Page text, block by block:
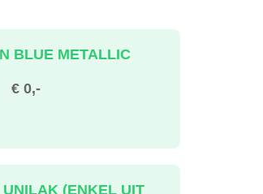
€ 0,-
BLUE METALLIC
(ENKEL UIT